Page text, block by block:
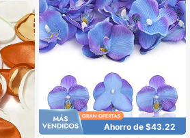
Ahorro de $43.22